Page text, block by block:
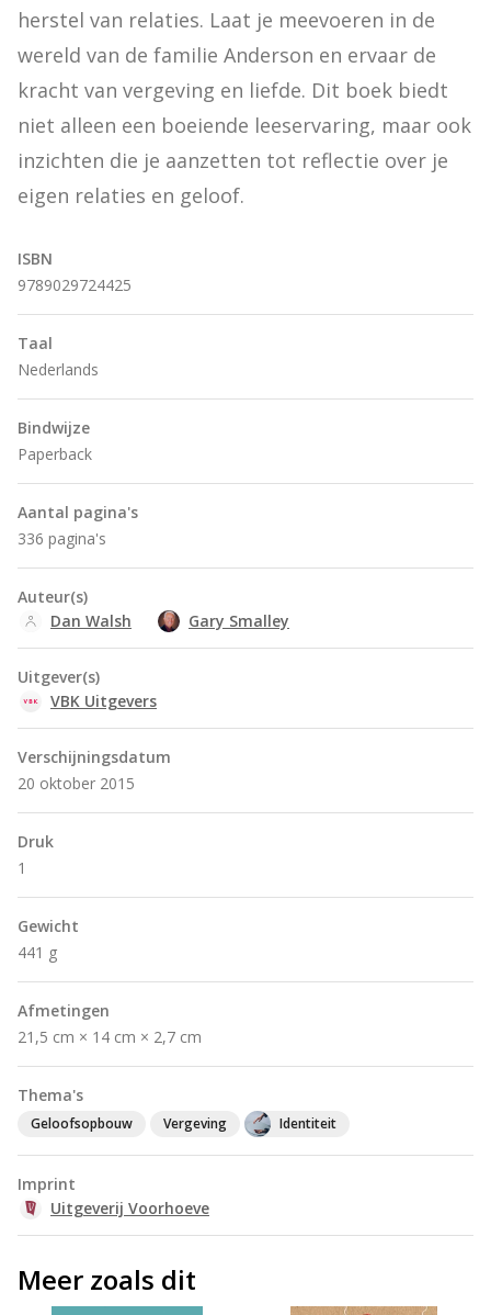
herstel van relaties. Laat je meevoeren in de
wereld van de familie Anderson en ervaar de
kracht van vergeving en liefde. Dit boek biedt
niet alleen een boeiende leeservaring, maar ook
inzichten die je aanzetten tot reflectie over je
eigen relaties en geloof.
ISBN
9789029724425
Taal
Nederlands
Bindwijze
Paperback
Aantal pagina's
336 pagina's
Auteur(s)
Dan Walsh
Gary Smalley
Uitgever(s)
VBK Uitgevers
Verschijningsdatum
20 oktober 2015
Druk
1
Gewicht
441 g
Afmetingen
21,5 cm × 14 cm × 2,7 cm
Thema's
Geloofsopbouw Vergeving Identiteit
Imprint
Uitgeverij Voorhoeve
Meer zoals dit